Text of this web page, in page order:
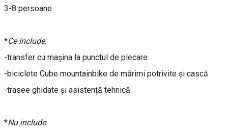
3-8 persoane
*Ce include:
-transfer cu mașina la punctul de plecare
-biciclete Cube mountainbike de mărimi potrivite și cască
-trasee ghidate și asistență tehnică
*Nu include: